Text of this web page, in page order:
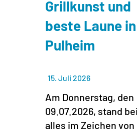
Grillkunst und
beste Laune in
Pulheim
15. Juli 2026
Am Donnerstag, den
09.07.2026, stand
alles im Zeichen von